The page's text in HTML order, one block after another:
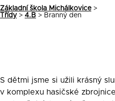
Základní škola Michálkovice>
Třídy> 4.B > Branný den
S dětmi jsme si užili krásný
v komplexu hasičské